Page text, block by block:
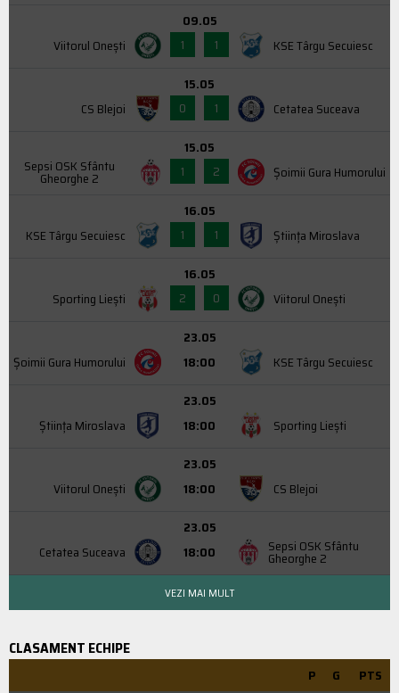
Viitorul Onești
09.05
1
1 KSE Târgu Secuiesc
CS Blejoi
15.05
0
1 Cetatea Suceava
Sepsi OSK Sfântu
Gheorghe 2
15.05
1
2 Şoimii Gura Humorului
KSE Târgu Secuiesc
16.05
1
1 Știința Miroslava
Sporting Liești
16.05
2
0 Viitorul Onești
Şoimii Gura Humorului
23.05
18:00
KSE Târgu Secuiesc
Știința Miroslava
23.05
18:00
Sporting Liești
Viitorul Onești
23.05
18:00
CS Blejoi
Cetatea Suceava
23.05
18:00
Sepsi OSK Sfântu
Gheorghe 2
VEZI MAI MULT
CLASAMENT ECHIPE
P G PTS